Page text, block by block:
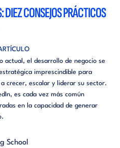
CONSEJOS PRÁCTICOS
actual, el desarrollo de negocio se
imprescindible para
crecer, escalar y liderar su sector.
es cada vez más común
en la capacidad de generar
School